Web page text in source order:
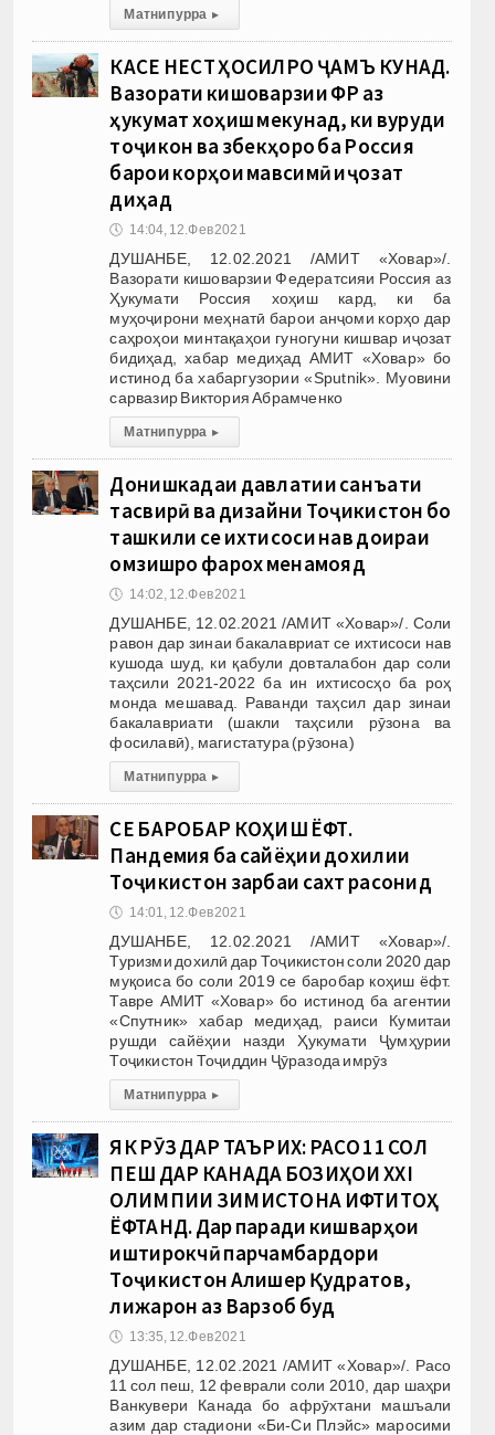
Матни пурра ▸
КАСЕ НЕСТ ҲОСИЛРО ҶАМЪ КУНАД.
Вазорати кишоварзии ФР аз
ҳукумат хоҳиш мекунад, ки вуруди
тоҷикон ва ӯзбекҳоро ба Россия
барои корҳои мавсимӣ иҷозат
диҳад
🕔 14:04, 12.Фев 2021
ДУШАНБЕ, 12.02.2021 /АМИТ «Ховар»/.
Вазорати кишоварзии Федератсияи Россия аз
Ҳукумати Россия хоҳиш кард, ки ба
муҳоҷирони меҳнатӣ барои анҷоми корҳо дар
саҳроҳои минтақаҳои гуногуни кишвар иҷозат
бидиҳад, хабар медиҳад АМИТ «Ховар» бо
истинод ба хабаргузории «Sputnik». Муовини
сарвазир Виктория Абрамченко
Матни пурра ▸
Донишкадаи давлатии санъати
тасвирӣ ва дизайни Тоҷикистон бо
ташкили се ихтисоси нав доираи
омӯзишро фарох менамояд
🕔 14:02, 12.Фев 2021
ДУШАНБЕ, 12.02.2021 /АМИТ «Ховар»/. Соли
равон дар зинаи бакалавриат се ихтисоси нав
кушода шуд, ки қабули довталабон дар соли
таҳсили 2021-2022 ба ин ихтисосҳо ба роҳ
монда мешавад. Раванди таҳсил дар зинаи
бакалавриати (шакли таҳсили рӯзона ва
фосилавӣ), магистатура (рӯзона)
Матни пурра ▸
СЕ БАРОБАР КОҲИШ ЁФТ.
Пандемия ба сайёҳии дохилии
Тоҷикистон зарбаи сахт расонид
🕔 14:01, 12.Фев 2021
ДУШАНБЕ, 12.02.2021 /АМИТ «Ховар»/.
Туризми дохилӣ дар Тоҷикистон соли 2020 дар
муқоиса бо соли 2019 се баробар коҳиш ёфт.
Тавре АМИТ «Ховар» бо истинод ба агентии
«Спутник» хабар медиҳад, раиси Кумитаи
рушди сайёҳии назди Ҳукумати Ҷумҳурии
Тоҷикистон Тоҷиддин Ҷӯразода имрӯз
Матни пурра ▸
ЯК РӮЗ ДАР ТАЪРИХ: РАСО 11 СОЛ
ПЕШ ДАР КАНАДА БОЗИҲОИ XXI
ОЛИМПИИ ЗИМИСТОНА ИФТИТОҲ
ЁФТАНД. Дар паради кишварҳои
иштирокчӣ парчамбардори
Тоҷикистон Алишер Қудратов,
лижарон аз Варзоб буд
🕔 13:35, 12.Фев 2021
ДУШАНБЕ, 12.02.2021 /АМИТ «Ховар»/. Расо
11 сол пеш, 12 феврали соли 2010, дар шаҳри
Ванкувери Канада бо афрӯхтани машъали
азим дар стадиони «Би-Си Плэйс» маросими